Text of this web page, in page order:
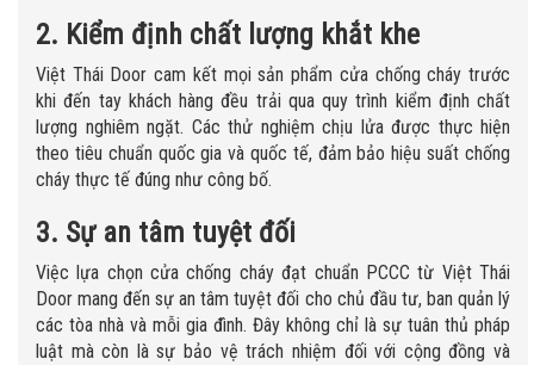
2. Kiểm định chất lượng khắt khe
Việt Thái Door cam kết mọi sản phẩm cửa chống cháy trước
khi đến tay khách hàng đều trải qua quy trình kiểm định chất
lượng nghiêm ngặt. Các thử nghiệm chịu lửa được thực hiện
theo tiêu chuẩn quốc gia và quốc tế, đảm bảo hiệu suất chống
cháy thực tế đúng như công bố.
3. Sự an tâm tuyệt đối
Việc lựa chọn cửa chống cháy đạt chuẩn PCCC từ Việt Thái
Door mang đến sự an tâm tuyệt đối cho chủ đầu tư, ban quản lý
các tòa nhà và mỗi gia đình. Đây không chỉ là sự tuân thủ pháp
luật mà còn là sự bảo vệ trách nhiệm đối với cộng đồng và